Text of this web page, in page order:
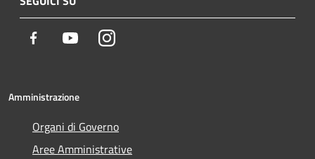
Facebook YoutubeInstagram
Amministrazione
Organi di Governo
Aree Amministrative